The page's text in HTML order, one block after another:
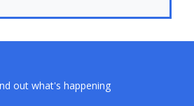
out what's happening